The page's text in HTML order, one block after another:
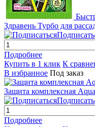
Здравень Турбо для
Подробнее
Купить в 1 клик К
В избранное Под заказ
Защита комплексная
Подробнее